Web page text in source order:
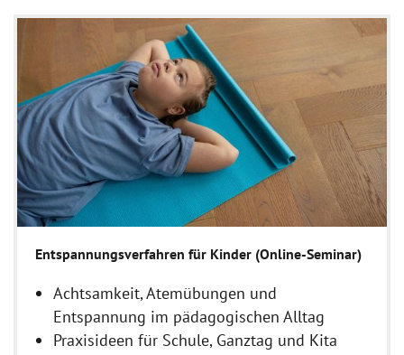
Entspannungsverfahren für Kinder (Online-Seminar)
Achtsamkeit, Atemübungen und
Entspannung im pädagogischen Alltag
Praxisideen für Schule, Ganztag und Kita